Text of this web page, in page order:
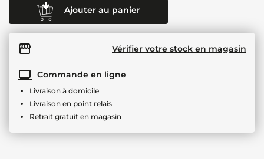
Ajouter au panier
Vérifier votre stock en magasin
Commande en ligne
Livraison à domicile
Livraison en point relais
Retrait gratuit en magasin